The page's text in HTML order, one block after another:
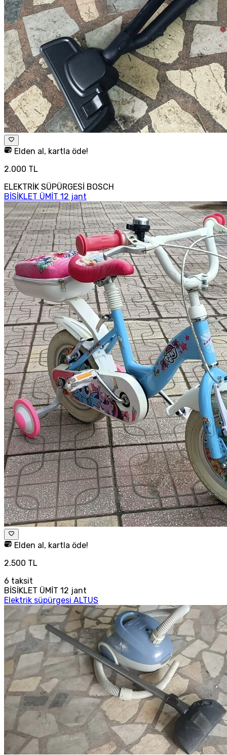
Elden al, kartla öde!
2.000 TL
ELEKTRİK SÜPÜRGESİ BOSCH
BİSİKLET ÜMİT 12 jant
Elden al, kartla öde!
2.500 TL
6 taksit
BİSİKLET ÜMİT 12 jant
Elektrik süpürgesi ALTUS